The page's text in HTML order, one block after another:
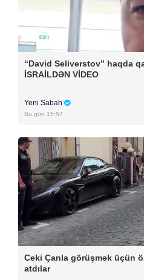
“David Seliverstov” haqda
İSRAİLDƏN VİDEO
Yeni Sabah
Bu gün 15:57
Ceki Çanla görüşmək üçün
atdılar